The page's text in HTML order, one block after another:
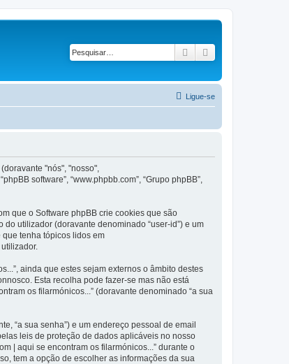
Pesquisar
Ligue-se
"nós", "nosso",
software”, “www.phpbb.com”, “Grupo phpBB”,
que o Software phpBB crie cookies que são
utilizador (doravante denominado “user-id”) e um
tenha tópicos lidos em
ainda que estes sejam externos o âmbito destes
Esta recolha pode fazer-se mas não está
os filarmónicos...” (doravante denominado “a sua
“a sua senha”) e um endereço pessoal de email
leis de proteção de dados aplicáveis no nosso
| aqui se encontram os filarmónicos...” durante o
tem a opção de escolher as informações da sua